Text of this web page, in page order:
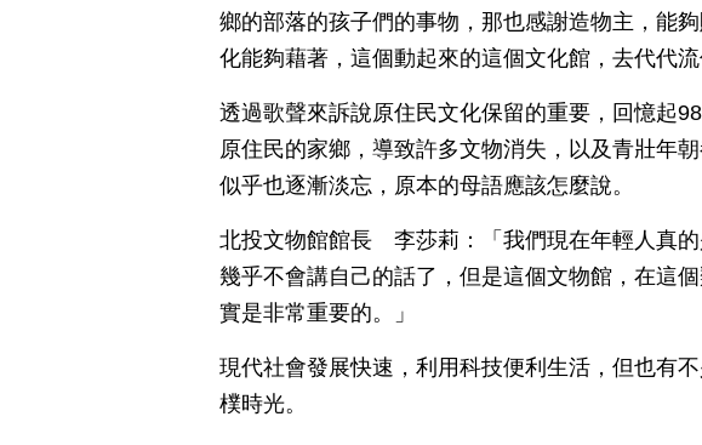
鄉的部落的孩子們的事物，那也感謝造物主，能
化能夠藉著，這個動起來的這個文化館，去代代流
透過歌聲來訴說原住民文化保留的重要，回憶起
原住民的家鄉，導致許多文物消失，以及青壯年
似乎也逐漸淡忘，原本的母語應該怎麼說。
北投文物館館長 李莎莉：「我們現在年輕人真的
幾乎不會講自己的話了，但是這個文物館，在這
實是非常重要的。」
現代社會發展快速，利用科技便利生活，但也有
樸時光。